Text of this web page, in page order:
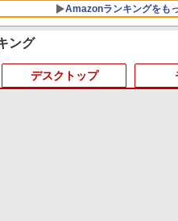
Amazonランキングをも
ング
デスクトップ